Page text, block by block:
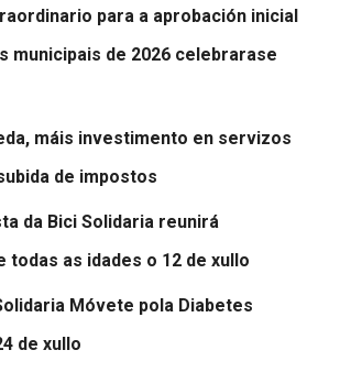
para a aprobación inicial
municipais de 2026 celebrarase
máis investimento en servizos
de impostos
da Bici Solidaria reunirá
todas as idades o 12 de xullo
Móvete pola Diabetes
de xullo